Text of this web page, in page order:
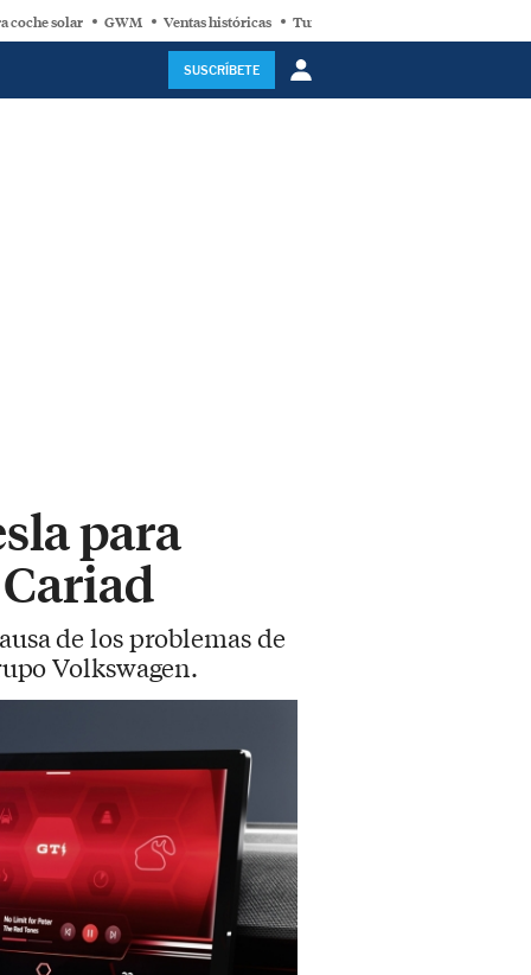
coche solar GWM Ventas históricas Turbina eólica
SUSCRÍBETE
para
de los problemas de
Volkswagen.